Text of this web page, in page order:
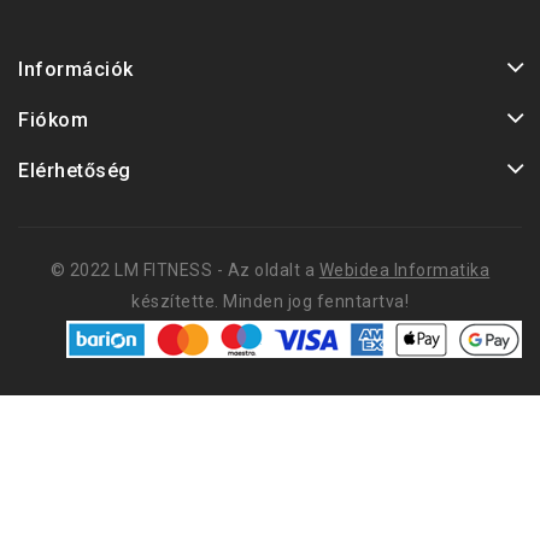
Információk
Fiókom
Elérhetőség
© 2022 LM FITNESS - Az oldalt a Webidea Informatika
készítette. Minden jog fenntartva!